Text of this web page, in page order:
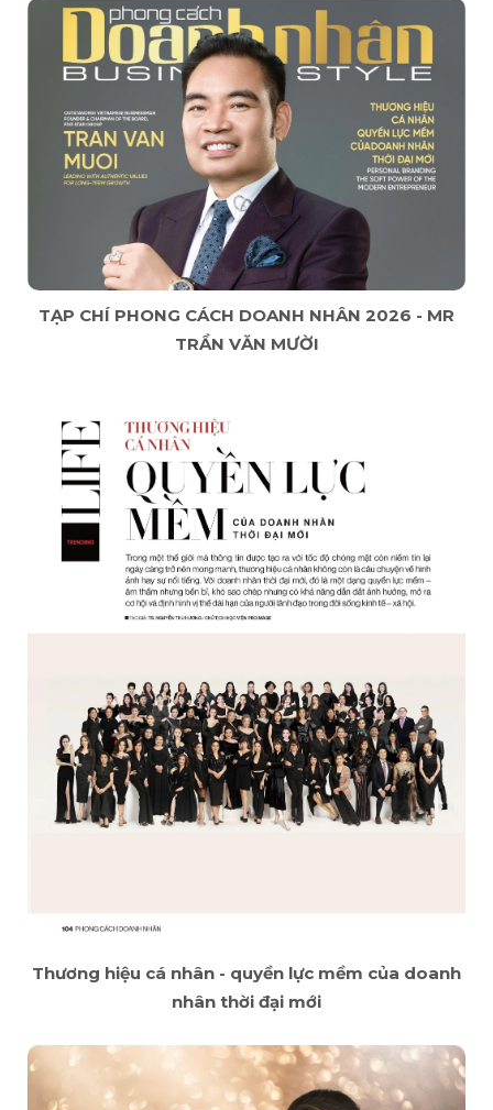
TẠP CHÍ PHONG CÁCH DOANH NHÂN 2026 - MR
TRẦN VĂN MƯỜI
Thương hiệu cá nhân - quyền lực mềm của doanh
nhân thời đại mới